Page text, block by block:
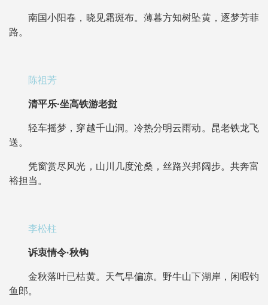
南国小阳春，晓见霜斑布。薄暮方知树坠黄，逐梦芳菲
路。
陈祖芳
清平乐·坐高铁游老挝
轻车摇梦，穿越千山洞。冷热分明云雨动。昆老铁龙飞
送。
凭窗赏尽风光，山川几度沧桑，丝路兴邦阔步。共奔富
裕担当。
李松柱
诉衷情令·秋钩
金秋落叶已枯黄。天气早偏凉。野牛山下湖岸，闲暇钓
鱼郎。